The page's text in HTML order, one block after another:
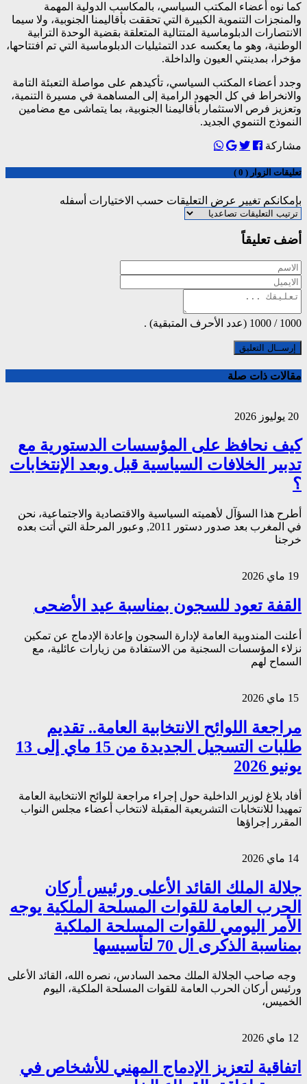
كما نوه أعضاء المكتب السياسي، بالمكاسب الدولية المهمة
والمنجزات التنموية الكبيرة التي تحققت بأقاليمنا الجنوبية، ولا سيما
الانتصارات الدبلوماسية المتتالية المتعلقة بقضية الوحدة الترابية
الوطنية، وهو ما يعكسه عدد التمثيليات الدبلوماسية التي تم افتتاحها،
مؤخرا، بمدينتي العيون والداخلة.
وجدد أعضاء المكتب السياسي، تأكيدهم على مواصلة التعبئة التامة
والانخراط في كل الجهود الرامية إلى المساهمة في مسيرة التنمية،
وتعزيز فرص الاستثمار بأقاليمنا الجنوبية، بما يتماشى مع مضامين
النموذج التنموي الجديد.
مشاركة
تعليقات الزوار ( 0 )
بإمكانكم تغيير عرض التعليقات حسب الاختيارات أسفله
أضف تعليقاً
1000
/
1000 (عدد الأحرف المتبقية) .
مقالات ذات صلة
كيف نحافظ على المؤسسات الدستورية مع
تدبير الخلافات السياسية قبل وبعد الإنتخابات
؟
أطرح هذا السؤآل لأهميته السياسية والاقتصادية والاجتماعية، نحن
في المغرب بعد صدور دستور 2011, وعبور المرحلة التي أتت بعده
خرجنا
القفة تعود للسجون بمناسبة عيد الأضحى
أعلنت المندوبية العامة لإدارة السجون وإعادة الإدماج عن تمكين
نزلاء المؤسسات السجنية من الاستفادة من زيارات عائلية، مع
السماح لهم
مراجعة اللوائح الانتخابية العامة.. تقديم
طلبات التسجيل الجديدة من 15 ماي إلى 13
يونيو 2026
أفاد بلاغ لوزير الداخلية حول إجراء مراجعة للوائح الانتخابية العامة
تمهيدا للانتخابات التشريعية المقبلة لانتخاب أعضاء مجلس النواب
المقرر إجراؤها
جلالة الملك القائد الأعلى ورئيس أركان
الحرب العامة للقوات المسلحة الملكية يوجه
الأمر اليومي للقوات المسلحة الملكية
بمناسبة الذكرى ال 70 لتأسيسها
وجه صاحب الجلالة الملك محمد السادس، نصره الله، القائد الأعلى
ورئيس أركان الحرب العامة للقوات المسلحة الملكية، اليوم
الخميس،
اتفاقية لتعزيز الإدماج المهني للأشخاص في